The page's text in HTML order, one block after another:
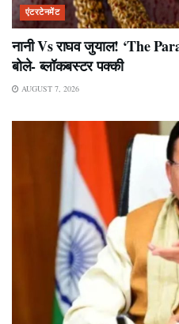
एंटरटेनमेंट
नानी Vs राघव जुयाल! ‘The
बोले- ब्लॉकबस्टर पक्की
AUGUST 7, 2026